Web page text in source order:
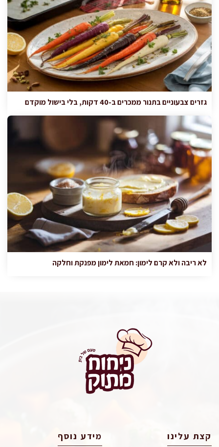
גזרים צבעוניים בתנור ממכרים ב-40 דקות, בלי בישול מוקדם
לא ריבה ולא קרם לימון: חמאת לימון מפנקת וחלקה
קצת עלינו מידע נוסף